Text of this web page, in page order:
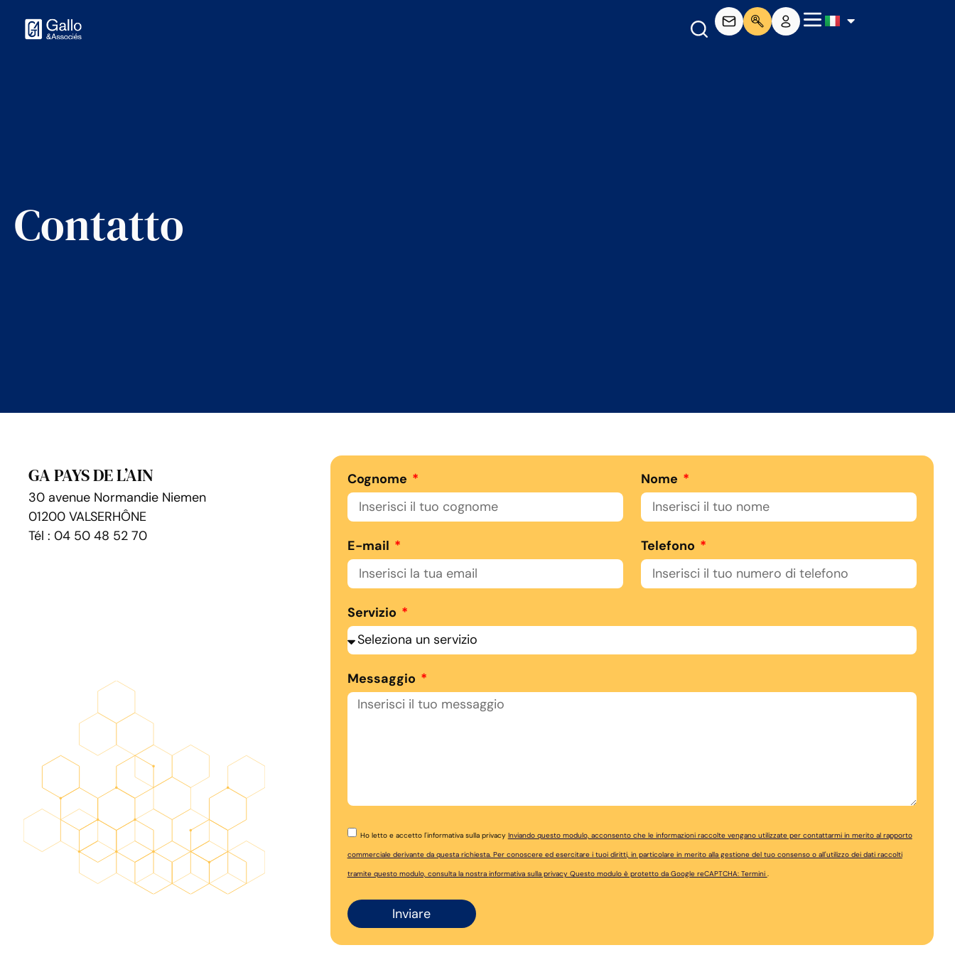
Contatto
GA PAYS DE L’AIN
30 avenue Normandie Niemen
01200 VALSERHÔNE
Tél : 04 50 48 52 70
Cognome Nome
E-mail Telefono
Servizio
Messaggio
Ho letto e accetto l'informativa sulla privacy Inviando questo modulo, acconsento che le informazioni raccolte vengano utilizzate per contattarmi in merito al rapporto
commerciale derivante da questa richiesta. Per conoscere ed esercitare i tuoi diritti, in particolare in merito alla gestione del tuo consenso o all'utilizzo dei dati raccolti
tramite questo modulo, consulta la nostra informativa sulla privacy Questo modulo è protetto da Google reCAPTCHA: Termini .
Inviare